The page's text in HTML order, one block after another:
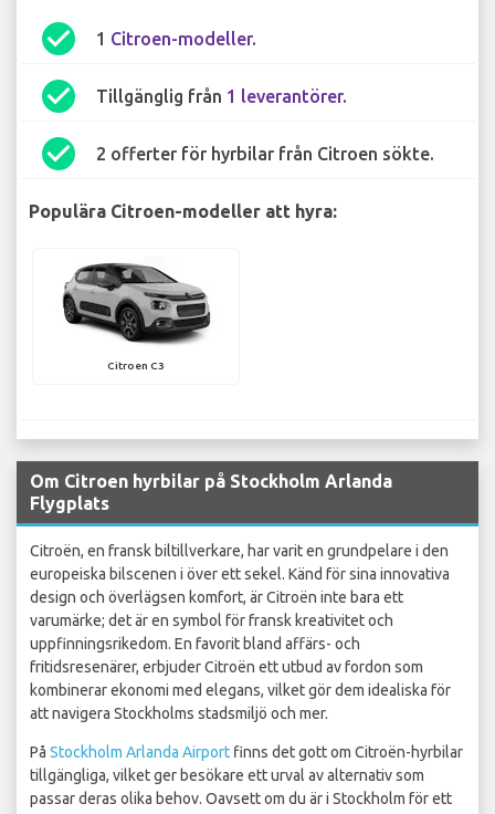
check_circle 1 Citroen-modeller.
check_circle Tillgänglig från 1 leverantörer.
check_circle 2 offerter för hyrbilar från Citroen sökte.
Populära Citroen-modeller att hyra:
Citroen C3
Om Citroen hyrbilar på Stockholm Arlanda
Flygplats
Citroën, en fransk biltillverkare, har varit en grundpelare i den
europeiska bilscenen i över ett sekel. Känd för sina innovativa
design och överlägsen komfort, är Citroën inte bara ett
varumärke; det är en symbol för fransk kreativitet och
uppfinningsrikedom. En favorit bland affärs- och
fritidsresenärer, erbjuder Citroën ett utbud av fordon som
kombinerar ekonomi med elegans, vilket gör dem idealiska för
att navigera Stockholms stadsmiljö och mer.
På Stockholm Arlanda Airport finns det gott om Citroën-hyrbilar
tillgängliga, vilket ger besökare ett urval av alternativ som
passar deras olika behov. Oavsett om du är i Stockholm för ett